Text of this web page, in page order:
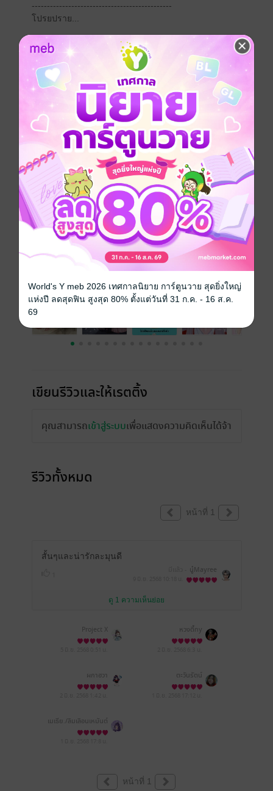
----------------------------------------------
โปรยปราย...
ในวันที่นางไม่เหลือใคร เขากลับยื่นมือมา
มันช่างอบอุ่น ราวคำมั่นที่ไม่ต้องเอ่ยเป็นถ้อยคำ
รักที่เติบโตจากความทรงจำ
จนกลายเป็นห้วงเวลาปัจจุบันที่งดงามยิ่งกว่าสิ่งใด
จีนโบราณ โรแมนติก แอบรัก ครอบครัว
ประเภทไฟล์ pdf, epub (สารบัญ)
วันที่วางขาย 02 มิถุนายน 2568
ความยาว 89 หน้า (≈ 10,486 คำ)
ราคาปก 99 บาท (ประหยัด 20%)
เรื่องที่คุณน่าจะสนใจ
เขียนรีวิวและให้เรตติ้ง
คุณสามารถเข้าสู่ระบบเพื่อแสดงความคิดเห็นได้จ้า
รีวิวทั้งหมด
หน้าที่ 1
สั้นๆและน่ารักละมุนดี
นู๋Mayree
ดู 1 ความเห็นย่อย
Project X หวงตี้ny
ผกาฮวา ตะวันรัตน์
เมเธีย./ลืมเลือน​เหมันต์​
หน้าที่ 1
World's Y meb 2026 เทศกาลนิยาย การ์ตูนวาย สุดยิ่งใหญ่
แห่งปี ลดสุดฟิน สูงสุด 80% ตั้งแต่วันที่ 31 ก.ค. - 16 ส.ค.
69